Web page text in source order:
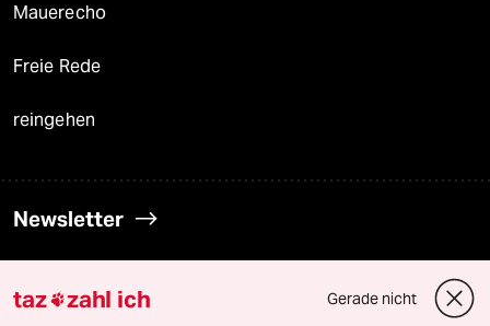
Mauerecho
Freie Rede
reingehen
Newsletter
taz zahl ich Gerade nicht